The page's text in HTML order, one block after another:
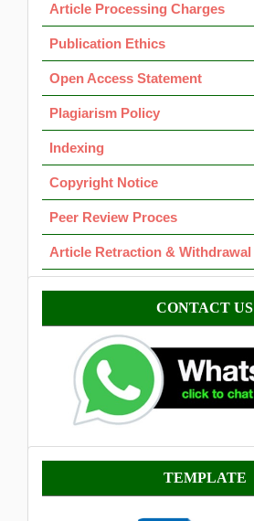
Article Processing Charges
Publication Ethics
Open Access Statement
Plagiarism Policy
Indexing
Copyright Notice
Peer Review Proces
Article Retraction & Withdrawal
Contact CONTACT US
Template TEMPLATE